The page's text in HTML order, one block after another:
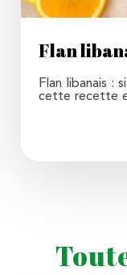
Flan
Flan libanais :
cette recette